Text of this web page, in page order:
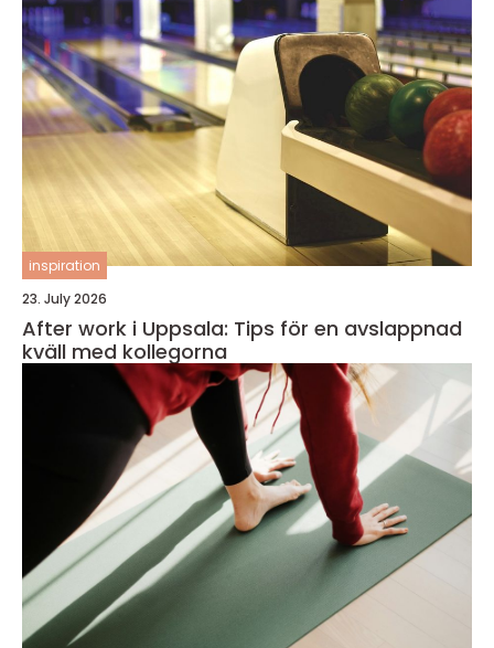
inspiration
23. July 2026
After work i Uppsala: Tips för en avslappnad
kväll med kollegorna